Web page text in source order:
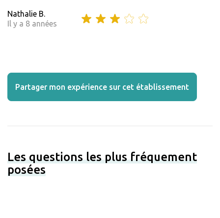
Nathalie B.
Il y a 8 années
Partager mon expérience sur cet établissement
Les questions les plus fréquement
posées